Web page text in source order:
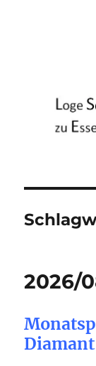
Loge
2026/
Diamant